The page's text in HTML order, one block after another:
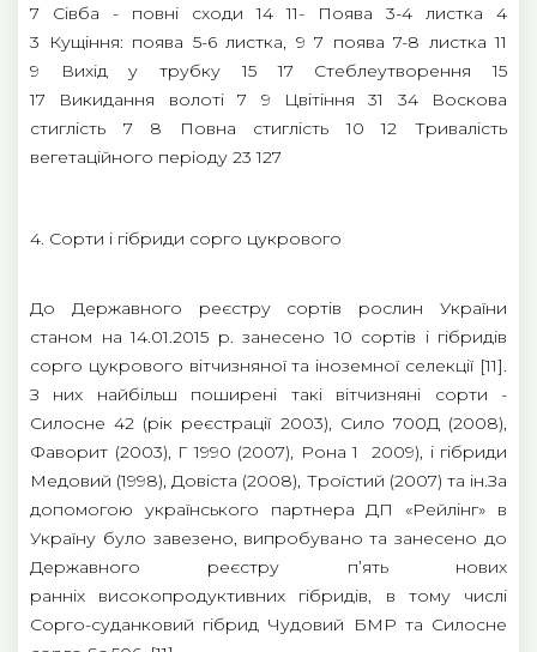
7 Сівба - повні сходи 14 11- Поява 3-4 листка 4
3 Кущіння: поява 5-6 листка, 9 7 поява 7-8 листка 11
9 Вихід у трубку 15 17 Стеблеутворення 15
17 Викидання волоті 7 9 Цвітіння 31 34 Воскова
стиглість 7 8 Повна стиглість 10 12 Тривалість
вегетаційного періоду 23 127
4. Сорти і гібриди сорго цукрового
До Державного реєстру сортів рослин України
станом на 14.01.2015 р. занесено 10 сортів і гібридів
сорго цукрового вітчизняної та іноземної селекції [11].
З них найбільш поширені такі вітчизняні сорти -
Силосне 42 (рік реєстрації 2003), Сило 700Д (2008),
Фаворит (2003), Г 1990 (2007), Рона 1 2009), і гібриди
Медовий (1998), Довіста (2008), Троїстий (2007) та ін.За
допомогою українського партнера ДП «Рейлінг» в
Україну було завезено, випробувано та занесено до
Державного реєстру п’ять нових
ранніх високопродуктивних гібридів, в тому числі
Сорго-суданковий гібрид Чудовий БМР та Силосне